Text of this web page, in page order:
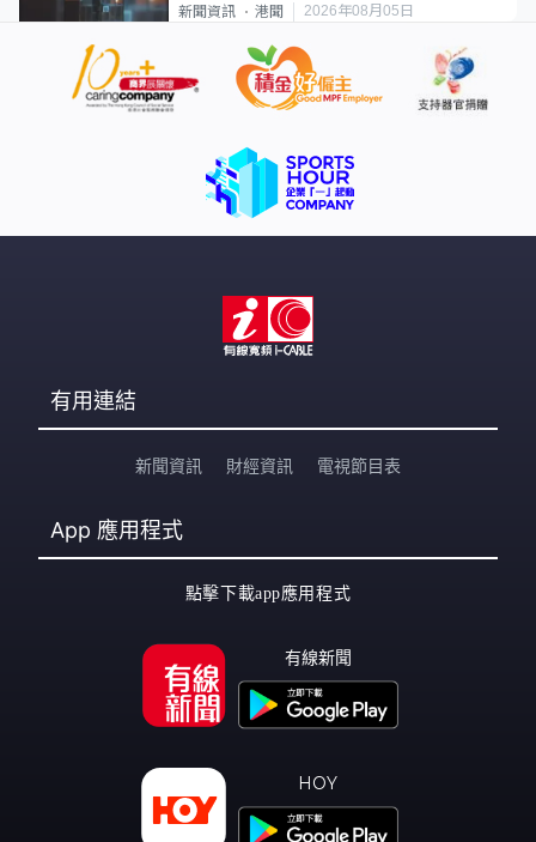
新聞資訊 港聞 2026年08月05日
有用連結
新聞資訊 財經資訊 電視節目表
App 應用程式
點擊下載app應用程式
有線新聞
HOY